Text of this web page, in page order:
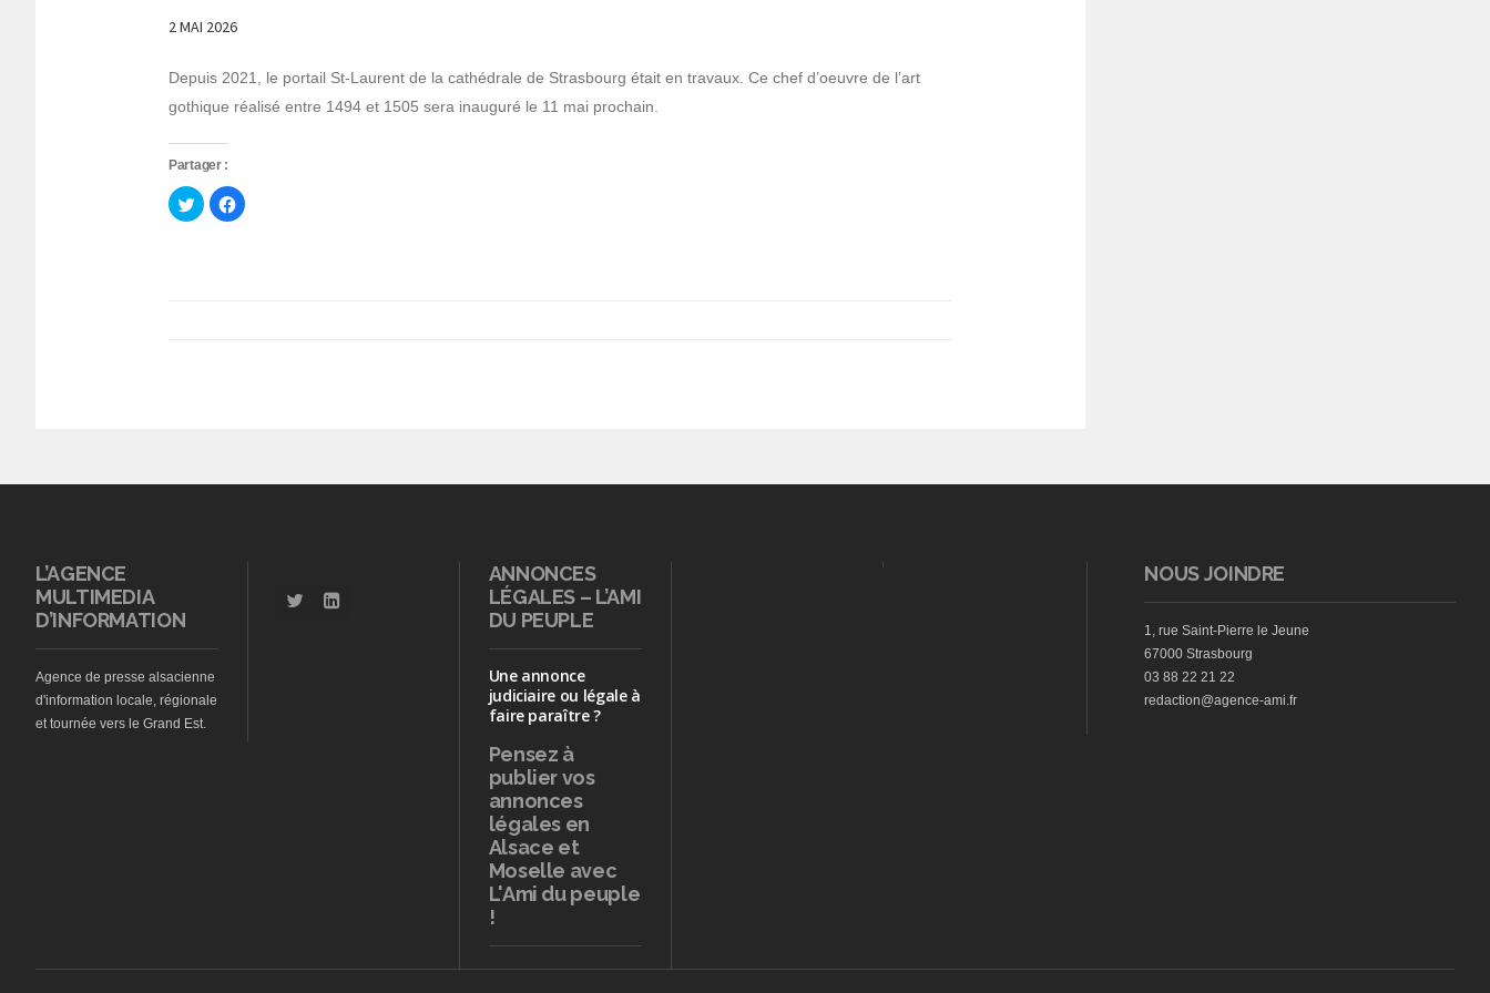
2 MAI 2026
Depuis 2021, le portail St-Laurent de la cathédrale de Strasbourg était en travaux. Ce chef d’oeuvre de l’art
gothique réalisé entre 1494 et 1505 sera inauguré le 11 mai prochain.
Partager :
Cliquez
pour
partager
Cliquez
pour
L’AGENCE
MULTIMEDIA
D’INFORMATION
Agence de presse alsacienne
d'information locale, régionale
et tournée vers le Grand Est.
ANNONCES
LÉGALES – L’AMI
DU PEUPLE
Une annonce
judiciaire ou légale à
faire paraître ?
Pensez à
publiervos
annonces
légales en
Alsace et
Moselle avec
L'Ami du peuple
!
NOUS JOINDRE
1, rue Saint-Pierre le Jeune
67000 Strasbourg
03 88 22 21 22
redaction@agence-ami.fr